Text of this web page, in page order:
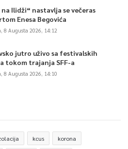
Ilidži“ nastavlja se večeras
Enesa Begovića
8 Augusta 2026, 14:12
jutro uživo sa festivalskih
tokom trajanja SFF-a
8 Augusta 2026, 14:10
kcus korona